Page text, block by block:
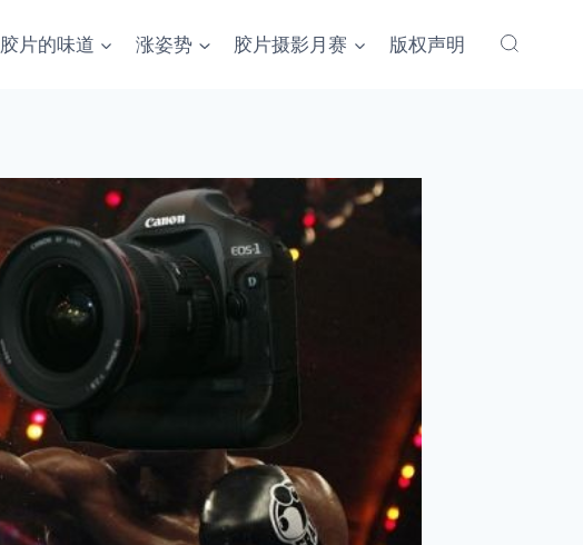
胶片的味道 涨姿势 胶片摄影月赛 版权声明